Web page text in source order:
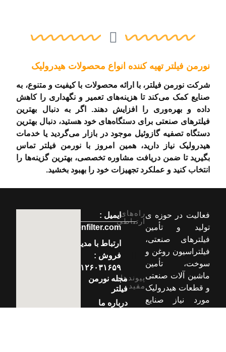
نورمن فیلتر تهیه کننده انواع محصولات هیدرولیک
شرکت نورمن فیلتر، با ارائه محصولات با کیفیت و متنوع، به
صنایع کمک می‌کند تا هزینه‌های تعمیر و نگهداری را کاهش
داده و بهره‌وری را افزایش دهند. اگر به دنبال بهترین
فیلترهای صنعتی برای دستگاه‌های خود هستید، دنبال بهترین
دستگاه تصفیه گازوئیل موجود در بازار می‌گردید یا خدمات
هیدرولیک نیاز دارید، همین امروز با نورمن فیلتر تماس
بگیرید تا ضمن دریافت مشاوره تخصصی، بهترین گزینه‌ها را
انتخاب کنید و عملکرد تجهیزات خود را بهبود بخشید.
فعالیت در حوزه ی
تولید و تأمین
فیلترهای صنعتی،
فیلتراسیون روغن و
سوخت، تأمین
ماشین آلات صنعتی
و قطعات هیدرولیک
مورد نیاز صنایع
راه‌های
ارتباطی
ایمیل :
info[at]normenfilter.com
ارتباط با مدیر
فروش :
۰۹۱۲۶۰۳۱۶۵۹
پیوندهای
مفید
مجله نورمن
فیلتر
درباره ما